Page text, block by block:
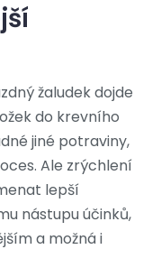
žaludek dojde
do krevního
jiné potraviny,
Ale zrýchlení
lepší
nástupu účinků,
a možná i